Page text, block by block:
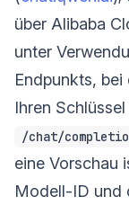
über Alibaba
unter
Endpunkts,
Ihren
/chat/
eine Vorschau
Modell-ID und